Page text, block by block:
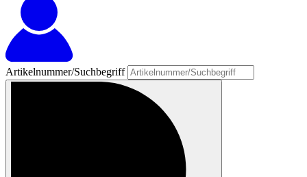
Artikelnummer/Suchbegriff